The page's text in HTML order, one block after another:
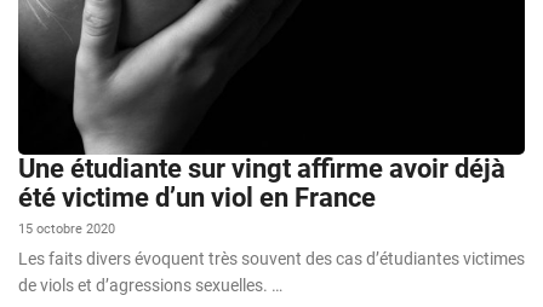
Une étudiante sur vingt affirme avoir déjà
été victime d’un viol en France
15 octobre 2020
Les faits divers évoquent très souvent des cas d’étudiantes victimes
de viols et d’agressions sexuelles. …